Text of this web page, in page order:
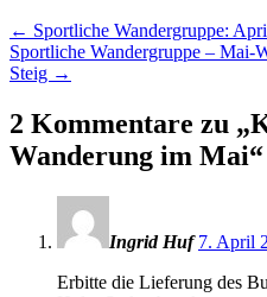
← Sportliche Wandergruppe:
Sportliche Wandergruppe – Mai-
Steig →
2 Kommentare zu „
Wanderung im Mai“
Ingrid Huf 7. April
Erbitte die Lieferung des